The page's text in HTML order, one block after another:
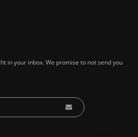
in your inbox. We promise to not send you